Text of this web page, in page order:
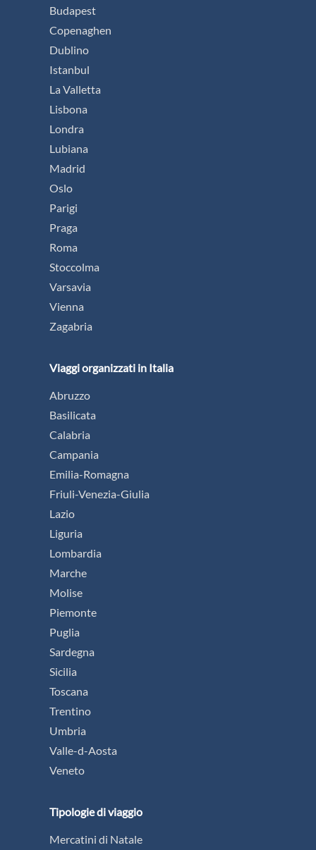
Budapest
Copenaghen
Dublino
Istanbul
La Valletta
Lisbona
Londra
Lubiana
Madrid
Oslo
Parigi
Praga
Roma
Stoccolma
Varsavia
Vienna
Zagabria
Viaggi organizzati in Italia
Abruzzo
Basilicata
Calabria
Campania
Emilia-Romagna
Friuli-Venezia-Giulia
Lazio
Liguria
Lombardia
Marche
Molise
Piemonte
Puglia
Sardegna
Sicilia
Toscana
Trentino
Umbria
Valle-d-Aosta
Veneto
Tipologie di viaggio
Mercatini di Natale